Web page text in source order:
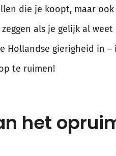
die je koopt, maar
zeggen als je gelijk al
Hollandse gierigheid in
te ruimen!
het